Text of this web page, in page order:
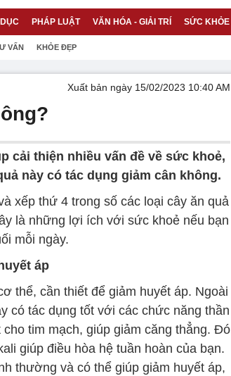
PHÁP LUẬT VĂN HÓA - GIẢI TRÍ SỨC KHỎE
VẤN KHỎE ĐẸP
Xuất bản ngày 15/02/2023 10:40 AM
cải thiện nhiều vấn đề về sức khoẻ,
này có tác dụng giảm cân không.
xếp thứ 4 trong số các loại cây ăn quả
là những lợi ích với sức khoẻ nếu bạn
mỗi ngày.
áp
thể, cần thiết để giảm huyết áp. Ngoài
có tác dụng tốt với các chức năng thần
tim mạch, giúp giảm căng thẳng. Đó
giúp điều hòa hệ tuần hoàn của bạn.
thường và có thể giúp giảm huyết áp,